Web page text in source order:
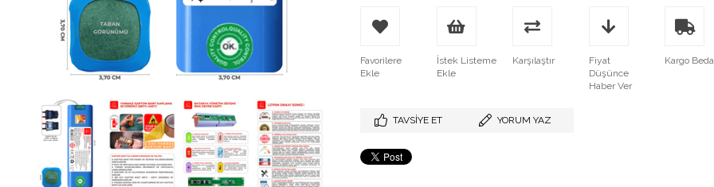
Favorilere
Ekle
İstek Listeme
Ekle
Karşılaştır
Fiyat
Düşünce
Haber Ver
Kargo
TAVSIYE ET YORUM YAZ